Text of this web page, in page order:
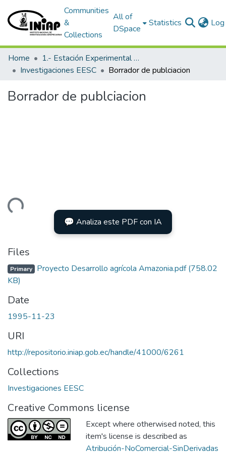
Communities
&
Collections
All of
DSpace
Statistics
Home
1.- Estación Experimental Santa Catalina
Investigaciones EESC
Borrador de publciacion
Borrador de publciacion
Loading... 💬 Analiza este PDF con IA
Files
Primary Proyecto Desarrollo agrícola Amazonia.pdf(758.02
KB)
Date
1995-11-23
URI
http://repositorio.iniap.gob.ec/handle/41000/6261
Collections
Investigaciones EESC
Creative Commons license
Except where otherwised noted, this
item's license is described as
Atribución-NoComercial-SinDerivadas